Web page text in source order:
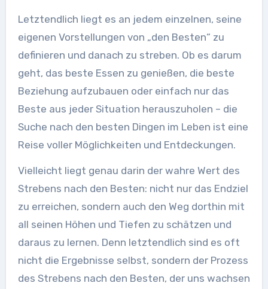
Letztendlich liegt es an jedem einzelnen, seine
eigenen Vorstellungen von „den Besten“ zu
definieren und danach zu streben. Ob es darum
geht, das beste Essen zu genießen, die beste
Beziehung aufzubauen oder einfach nur das
Beste aus jeder Situation herauszuholen – die
Suche nach den besten Dingen im Leben ist eine
Reise voller Möglichkeiten und Entdeckungen.
Vielleicht liegt genau darin der wahre Wert des
Strebens nach den Besten: nicht nur das Endziel
zu erreichen, sondern auch den Weg dorthin mit
all seinen Höhen und Tiefen zu schätzen und
daraus zu lernen. Denn letztendlich sind es oft
nicht die Ergebnisse selbst, sondern der Prozess
des Strebens nach den Besten, der uns wachsen